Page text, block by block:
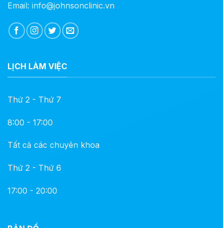
Email: info@johnsonclinic.vn
LỊCH LÀM VIỆC
Thứ 2 - Thứ 7
8:00 - 17:00
Tất cả các chuyên khoa
Thứ 2 - Thứ 6
17:00 - 20:00